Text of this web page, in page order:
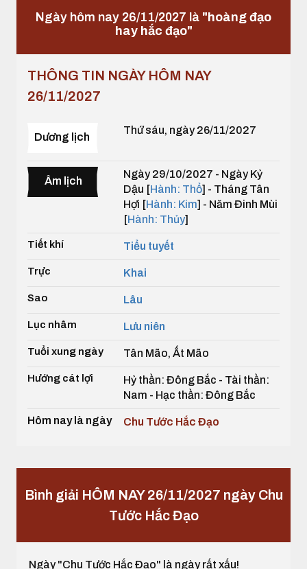
Ngày hôm nay 26/11/2027 là "hoàng đạo
hay hắc đạo"
THÔNG TIN NGÀY HÔM NAY
26/11/2027
Dương lịch
Thứ sáu, ngày 26/11/2027
Âm lịch
Ngày 29/10/2027 - Ngày Kỷ
Dậu [Hành: Thổ] - Tháng Tân
Hợi [Hành: Kim] - Năm Đinh Mùi
[Hành: Thủy]
Tiết khí Tiểu tuyết
Trực Khai
Sao Lâu
Lục nhâm Lưu niên
Tuổi xung ngày Tân Mão, Ất Mão
Hướng cát lợi
Hỷ thần: Đông Bắc - Tài thần:
Nam - Hạc thần: Đông Bắc
Hôm nay là ngày Chu Tước Hắc Đạo
Bình giải HÔM NAY 26/11/2027 ngày Chu
Tước Hắc Đạo
Ngày "Chu Tước Hắc Đạo" là ngày rất xấu!